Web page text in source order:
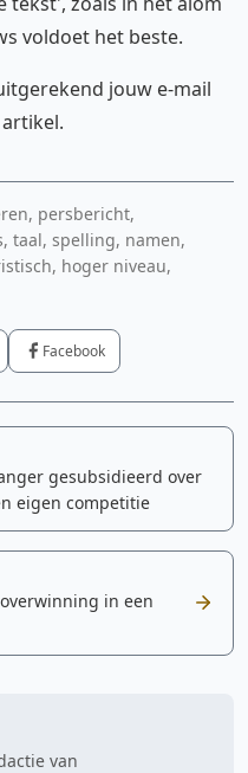
voldoet het beste.
jouw e-mail
persbericht,
taal, spelling, namen,
hoger niveau,
Facebook
gesubsidieerd over
eigen competitie
in een
van